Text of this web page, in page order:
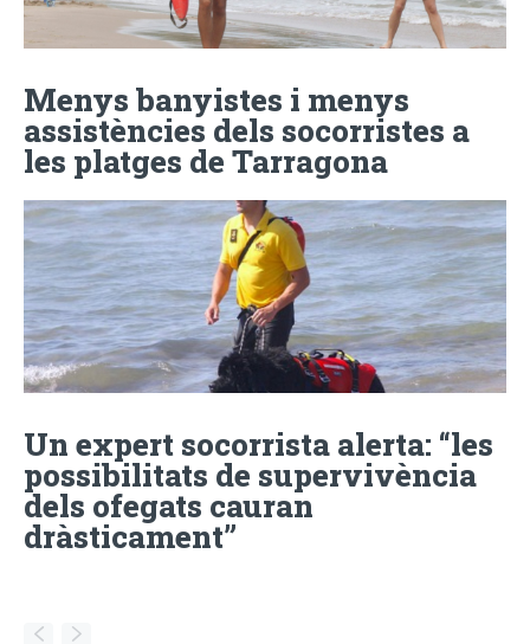
Menys banyistes i menys
assistències dels socorristes a
les platges de Tarragona
Un expert socorrista alerta: “les
possibilitats de supervivència
dels ofegats cauran
dràsticament”